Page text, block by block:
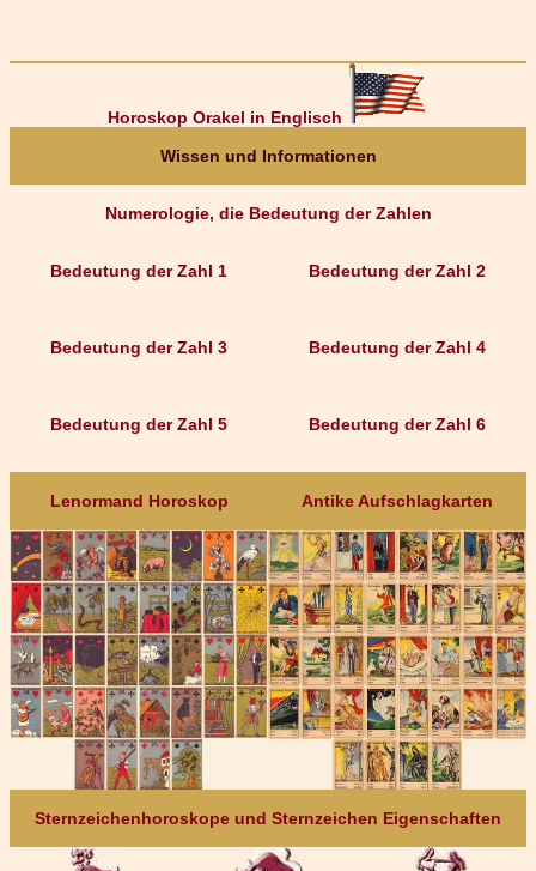
Horoskop Orakel in Englisch
Wissen und Informationen
Numerologie, die Bedeutung der Zahlen
Bedeutung der Zahl 1
Bedeutung der Zahl 3
Bedeutung der Zahl 5
Bedeutung der Zahl 2
Bedeutung der Zahl 4
Bedeutung der Zahl 6
Lenormand Horoskop Antike Aufschlagkarten
Sternzeichenhoroskope und Sternzeichen Eigenschaften